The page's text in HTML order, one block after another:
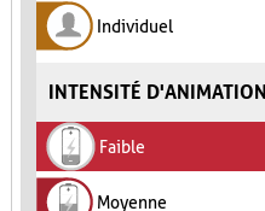
Individuel
INTENSITÉ D'ANIMATION
Faible
Moyenne